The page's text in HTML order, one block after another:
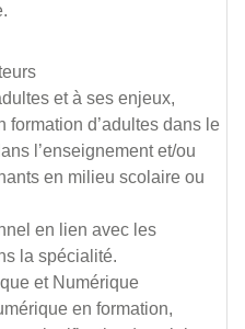
et à ses enjeux,
formation d’adultes dans le
l’enseignement et/ou
en milieu scolaire ou
en lien avec les
la spécialité.
et Numérique
en formation,